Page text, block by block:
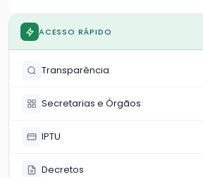
semestral nesta quarta-feira
ACESSO RÁPIDO
Transparência
Secretarias e Órgãos
IPTU
Decretos